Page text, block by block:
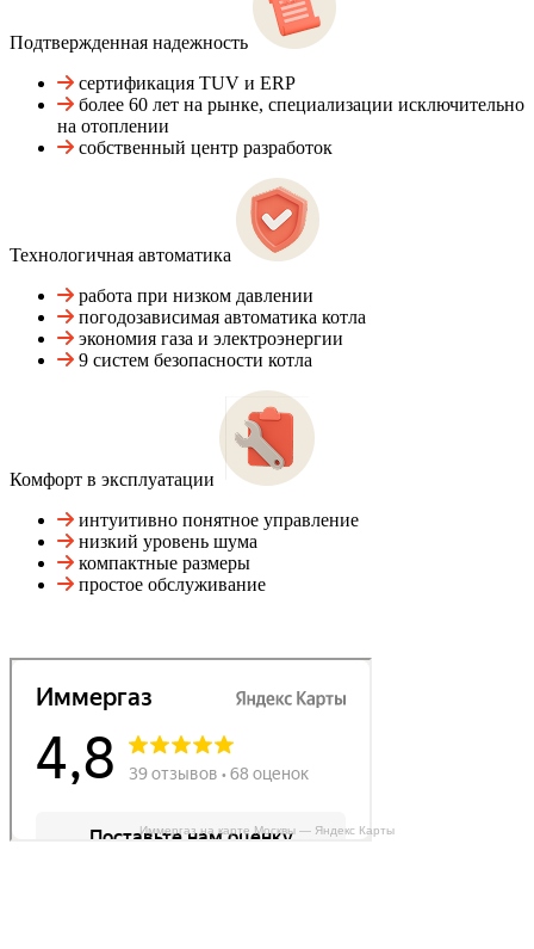
Подтвержденная надежность
сертификация TUV и ERP
более 60 лет на рынке, специализации исключительно
на отоплении
собственный центр разработок
Технологичная автоматика
работа при низком давлении
погодозависимая автоматика котла
экономия газа и электроэнергии
9 систем безопасности котла
Комфорт в эксплуатации
интуитивно понятное управление
низкий уровень шума
компактные размеры
простое обслуживание
Иммергаз на карте Москвы — Яндекс Карты